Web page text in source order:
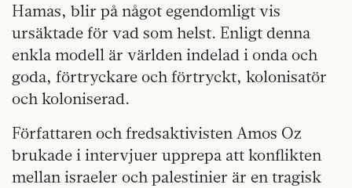
Hamas, blir på något egendomligt vis
ursäktade för vad som helst. Enligt denna
enkla modell är världen indelad i onda och
goda, förtryckare och förtryckt, kolonisatör
och koloniserad.
Författaren och fredsaktivisten Amos Oz
brukade i intervjuer upprepa att konflikten
mellan israeler och palestinier är en tragisk